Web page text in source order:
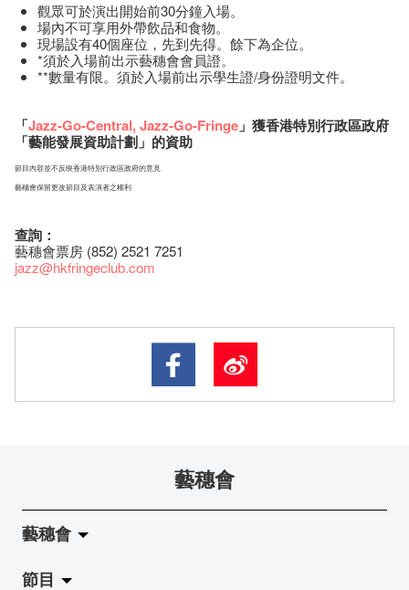
觀眾可於演出開始前30分鐘入場。
場內不可享用外帶飲品和食物。
現場設有40個座位，先到先得。餘下為企位。
*須於入場前出示藝穗會會員證。
**數量有限。須於入場前出示學生證/身份證明文件。
「Jazz-Go-Central,Jazz-Go-Fringe」獲香港特別行政區政府
「藝能發展資助計劃」的資助
節目內容並不反映香港特別行政區政府的意見
藝穗會保留更改節目及表演者之權利
查詢：
藝穗會票房 (852) 2521 7251
jazz@hkfringeclub.com
藝穗會
藝穗會
關於藝穗會
節目